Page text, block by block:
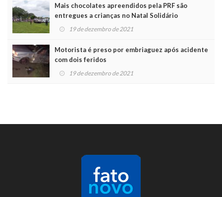
Mais chocolates apreendidos pela PRF são
entregues a crianças no Natal Solidário
19 de dezembro de 2021
Motorista é preso por embriaguez após acidente
com dois feridos
19 de dezembro de 2021